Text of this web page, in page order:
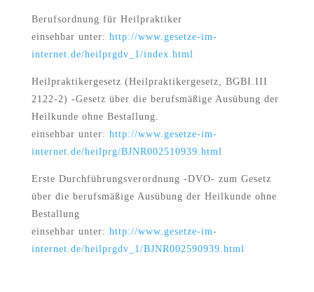
Berufsordnung für Heilpraktiker
einsehbar unter:http://www.gesetze-im-
internet.de/heilprgdv_1/index.html
Heilpraktikergesetz (Heilpraktikergesetz, BGBI.III
2122-2) -Gesetz über die berufsmäßige Ausübung der
Heilkunde ohne Bestallung.
einsehbar unter:http://www.gesetze-im-
internet.de/heilprg/BJNR002510939.html
Erste Durchführungsverordnung -DVO- zum Gesetz
über die berufsmäßige Ausübung der Heilkunde ohne
Bestallung
einsehbar unter:http://www.gesetze-im-
internet.de/heilprgdv_1/BJNR002590939.html